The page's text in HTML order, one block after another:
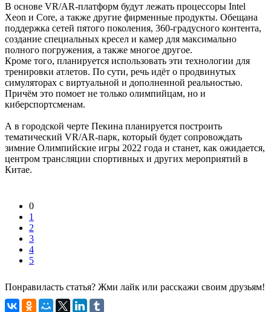
В основе VR/AR-платформ будут лежать процессоры Intel
Xeon и Core, а также другие фирменные продукты. Обещана
поддержка сетей пятого поколения, 360-градусного контента,
создание специальных кресел и камер для максимально
полного погружения, а также многое другое.
Кроме того, планируется использовать эти технологии для
тренировки атлетов. По сути, речь идёт о продвинутых
симуляторах с виртуальной и дополненной реальностью.
Причём это помоет не только олимпийцам, но и
киберспортсменам.
А в городской черте Пекина планируется построить
тематический VR/AR-парк, который будет сопровождать
зимние Олимпийские игры 2022 года и станет, как ожидается,
центром трансляции спортивных и других мероприятий в
Китае.
0
1
2
3
4
5
Понравиласть статья? Жми лайк или расскажи своим друзьям!